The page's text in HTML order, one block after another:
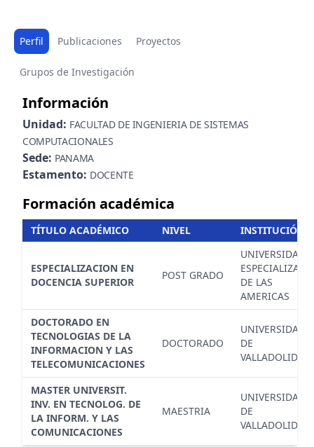
Perfil Publicaciones Proyectos
Grupos de Investigación
Información
Unidad: FACULTAD DE INGENIERIA DE SISTEMAS
COMPUTACIONALES
Sede: PANAMA
Estamento: DOCENTE
Formación académica
TÍTULO ACADÉMICO NIVEL INSTITUCIÓN
ESPECIALIZACION EN
DOCENCIA SUPERIOR
POST GRADO
UNIVERSIDAD
ESPECIALIZADA
DE LAS
AMERICAS
DOCTORADO EN
TECNOLOGIAS DE LA
INFORMACION Y LAS
TELECOMUNICACIONES
DOCTORADO
UNIVERSIDAD
DE
VALLADOLID
MASTER UNIVERSIT.
INV. EN TECNOLOG. DE
LA INFORM. Y LAS
COMUNICACIONES
MAESTRIA
UNIVERSIDAD
DE
VALLADOLID